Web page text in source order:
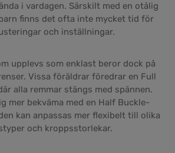
i vardagen. Särskilt med en otålig
finns det ofta inte mycket tid för
och inställningar.
upplevs som enklast beror dock på
Vissa föräldrar föredrar en Full
alla remmar stängs med spännen.
mer bekväma med en Half Buckle-
kan anpassas mer flexibelt till olika
och kroppsstorlekar.